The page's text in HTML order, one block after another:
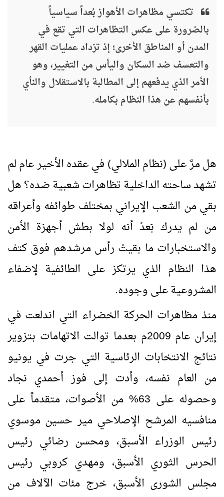
تكتسي مظاهرات الأهواز بُعداً سياسياً
بالضرورة على عكس التظاهرات التي تقع في
المدن أو المناطق الأخرى؛ إذ تزداد عمليات القهر
والتعسف ضد السكان واليأس من التغيير، وهو
الأمر الذي يدفعهم إلى المطالبة بالاستقلال والنأي
بأنفسهم عن هذا النظام بكامله.
هل مرَّ على (نظام الملالي) في عقده الأخير عام لم
تشهد ساحته الداخلية تظاهرات شعبية ضده؟ هل
بقي من الشعب الإيراني بمختلف طوائفه وأعراقه
من لم يدرك بَعدُ أنه لولا بطش أجهزة الأمن
والاستخبارات ما بقيتْ رأس مرشدهم فوق كتف
هذا النظام الذي يرتكز على الطائفية لإضفاء
المشروعية على وجوده.
منذ مظاهرات الحركة الخضراء التي اندلعت في
إيران عام 2009م بعدما توالت الاتهامات بتزوير
نتائج الانتخابات الرئاسية التي جرت في يونيو
من العام نفسه، وأدت إلى فوز أحمدي نجاد
وحصوله على 63% من الأصوات، متقدماً على
منافسيه المرشح الإصلاحي مير حسين موسوي
رئيس الوزراء الأسبق، ومحسن رضائي رئيس
الحرس الثوري الأسبق، ومهدي كروبي رئيس
مجلس الشورى الأسبق، خرج مئات الآلاف من